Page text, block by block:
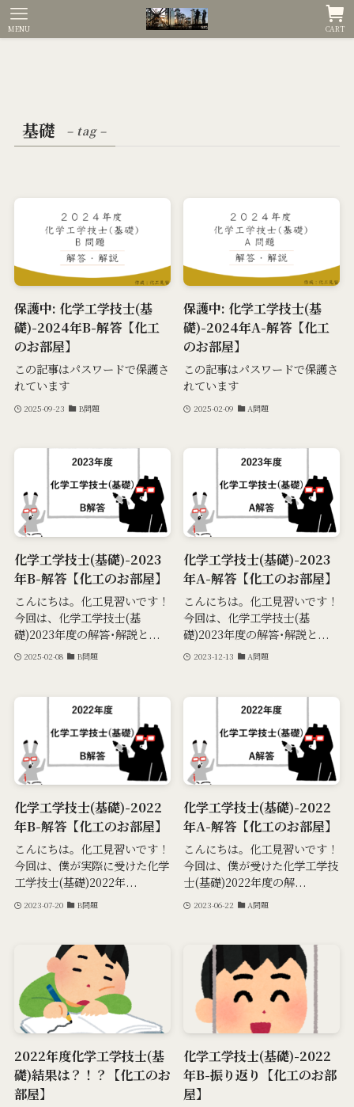
CART
MENU
基礎 – tag –
保護中: 化学工学技士(基
礎)-2024年B-解答【化工
のお部屋】
この記事はパスワードで保護さ
れています
2025-09-23 B問題
保護中: 化学工学技士(基
礎)-2024年A-解答【化工
のお部屋】
この記事はパスワードで保護さ
れています
2025-02-09 A問題
化学工学技士(基礎)-2023
年B-解答【化工のお部屋】
こんにちは。化工見習いです！
今回は、化学工学技士(基
礎)2023年度の解答･解説と...
2025-02-08 B問題
化学工学技士(基礎)-2023
年A-解答【化工のお部屋】
こんにちは。化工見習いです！
今回は、化学工学技士(基
礎)2023年度の解答･解説と...
2023-12-13 A問題
化学工学技士(基礎)-2022
年B-解答【化工のお部屋】
こんにちは。化工見習いです！
今回は、僕が実際に受けた化学
工学技士(基礎)2022年...
2023-07-20 B問題
化学工学技士(基礎)-2022
年A-解答【化工のお部屋】
こんにちは。化工見習いです！
今回は、僕が受けた化学工学技
士(基礎)2022年度の解...
2023-06-22 A問題
2022年度化学工学技士(基
礎)結果は？！？【化工のお
部屋】
化学工学技士(基礎)-2022
年B-振り返り【化工のお部
屋】